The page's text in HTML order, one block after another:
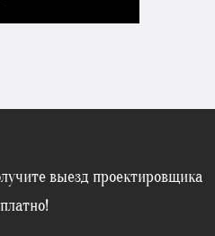
выезд проектировщика